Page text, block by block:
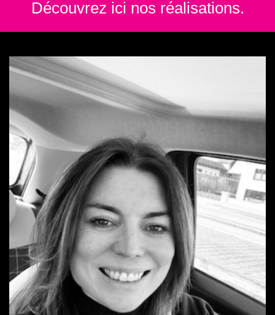
Découvrez ici nos réalisations.